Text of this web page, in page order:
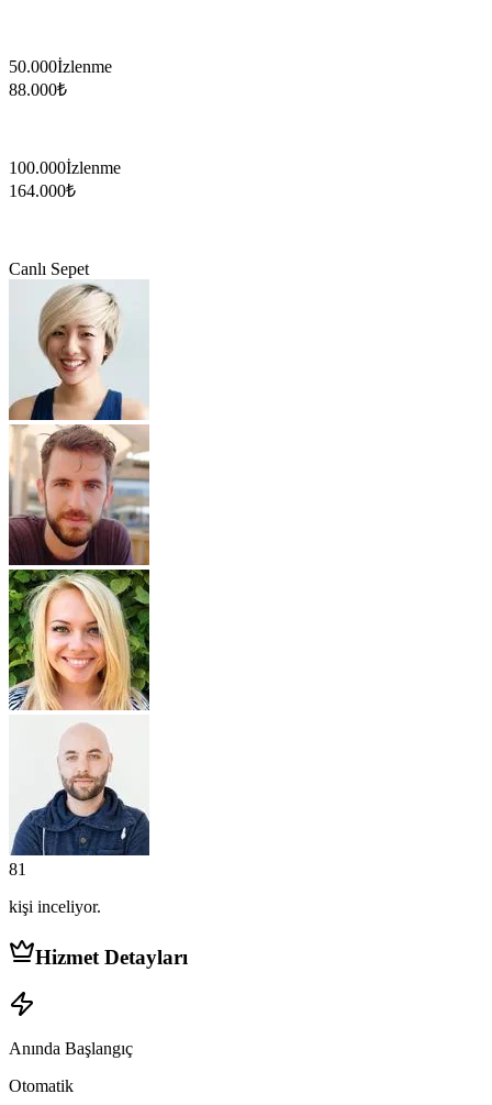
50.000İzlenme
88.000₺
100.000İzlenme
164.000₺
Canlı Sepet
81
kişi inceliyor.
Hizmet Detayları
Anında Başlangıç
Otomatik